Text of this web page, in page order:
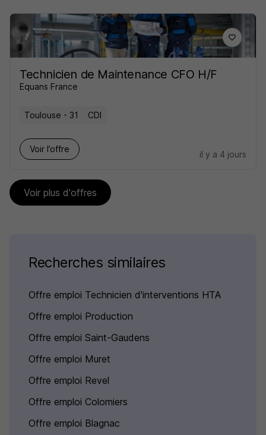
Technicien de Maintenance CFO H/F
Equans France
Toulouse - 31 CDI
Voir l’offre
il y a 4 jours
Voir plus d'offres
Recherches similaires
Offre emploi Technicien d'interventions HTA
Offre emploi Production
Offre emploi Saint-Gaudens
Offre emploi Muret
Offre emploi Revel
Offre emploi Colomiers
Offre emploi Blagnac